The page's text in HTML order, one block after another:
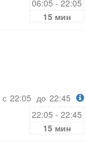
06:05 - 22:05
15 мин
с 22:05 до 22:45
22:05 - 22:45
15 мин